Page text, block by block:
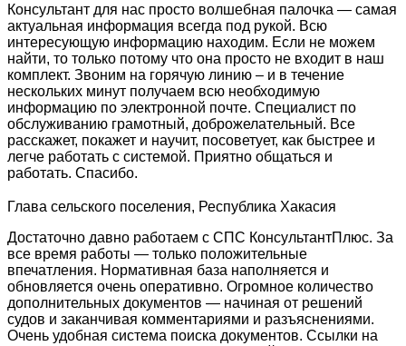
Консультант для нас просто волшебная палочка — самая
актуальная информация всегда под рукой. Всю
интересующую информацию находим. Если не можем
найти, то только потому что она просто не входит в наш
комплект. Звоним на горячую линию – и в течение
нескольких минут получаем всю необходимую
информацию по электронной почте. Специалист по
обслуживанию грамотный, доброжелательный. Все
расскажет, покажет и научит, посоветует, как быстрее и
легче работать с системой. Приятно общаться и
работать. Спасибо.
Глава сельского поселения, Республика Хакасия
Достаточно давно работаем с СПС КонсультантПлюс. За
все время работы — только положительные
впечатления. Нормативная база наполняется и
обновляется очень оперативно. Огромное количество
дополнительных документов — начиная от решений
судов и заканчивая комментариями и разъяснениями.
Очень удобная система поиска документов. Ссылки на